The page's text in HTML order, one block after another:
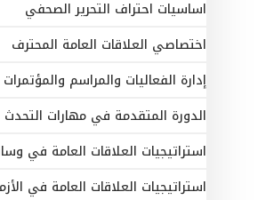
اساسيات احتراف التحرير الصحفي
اختصاصي العلاقات العامة المحترف
إدارة الفعاليات والمراسم والمؤتمرات
الدورة المتقدمة في مهارات
استراتيجيات العلاقات العامة في
استراتيجيات العلاقات العامة في